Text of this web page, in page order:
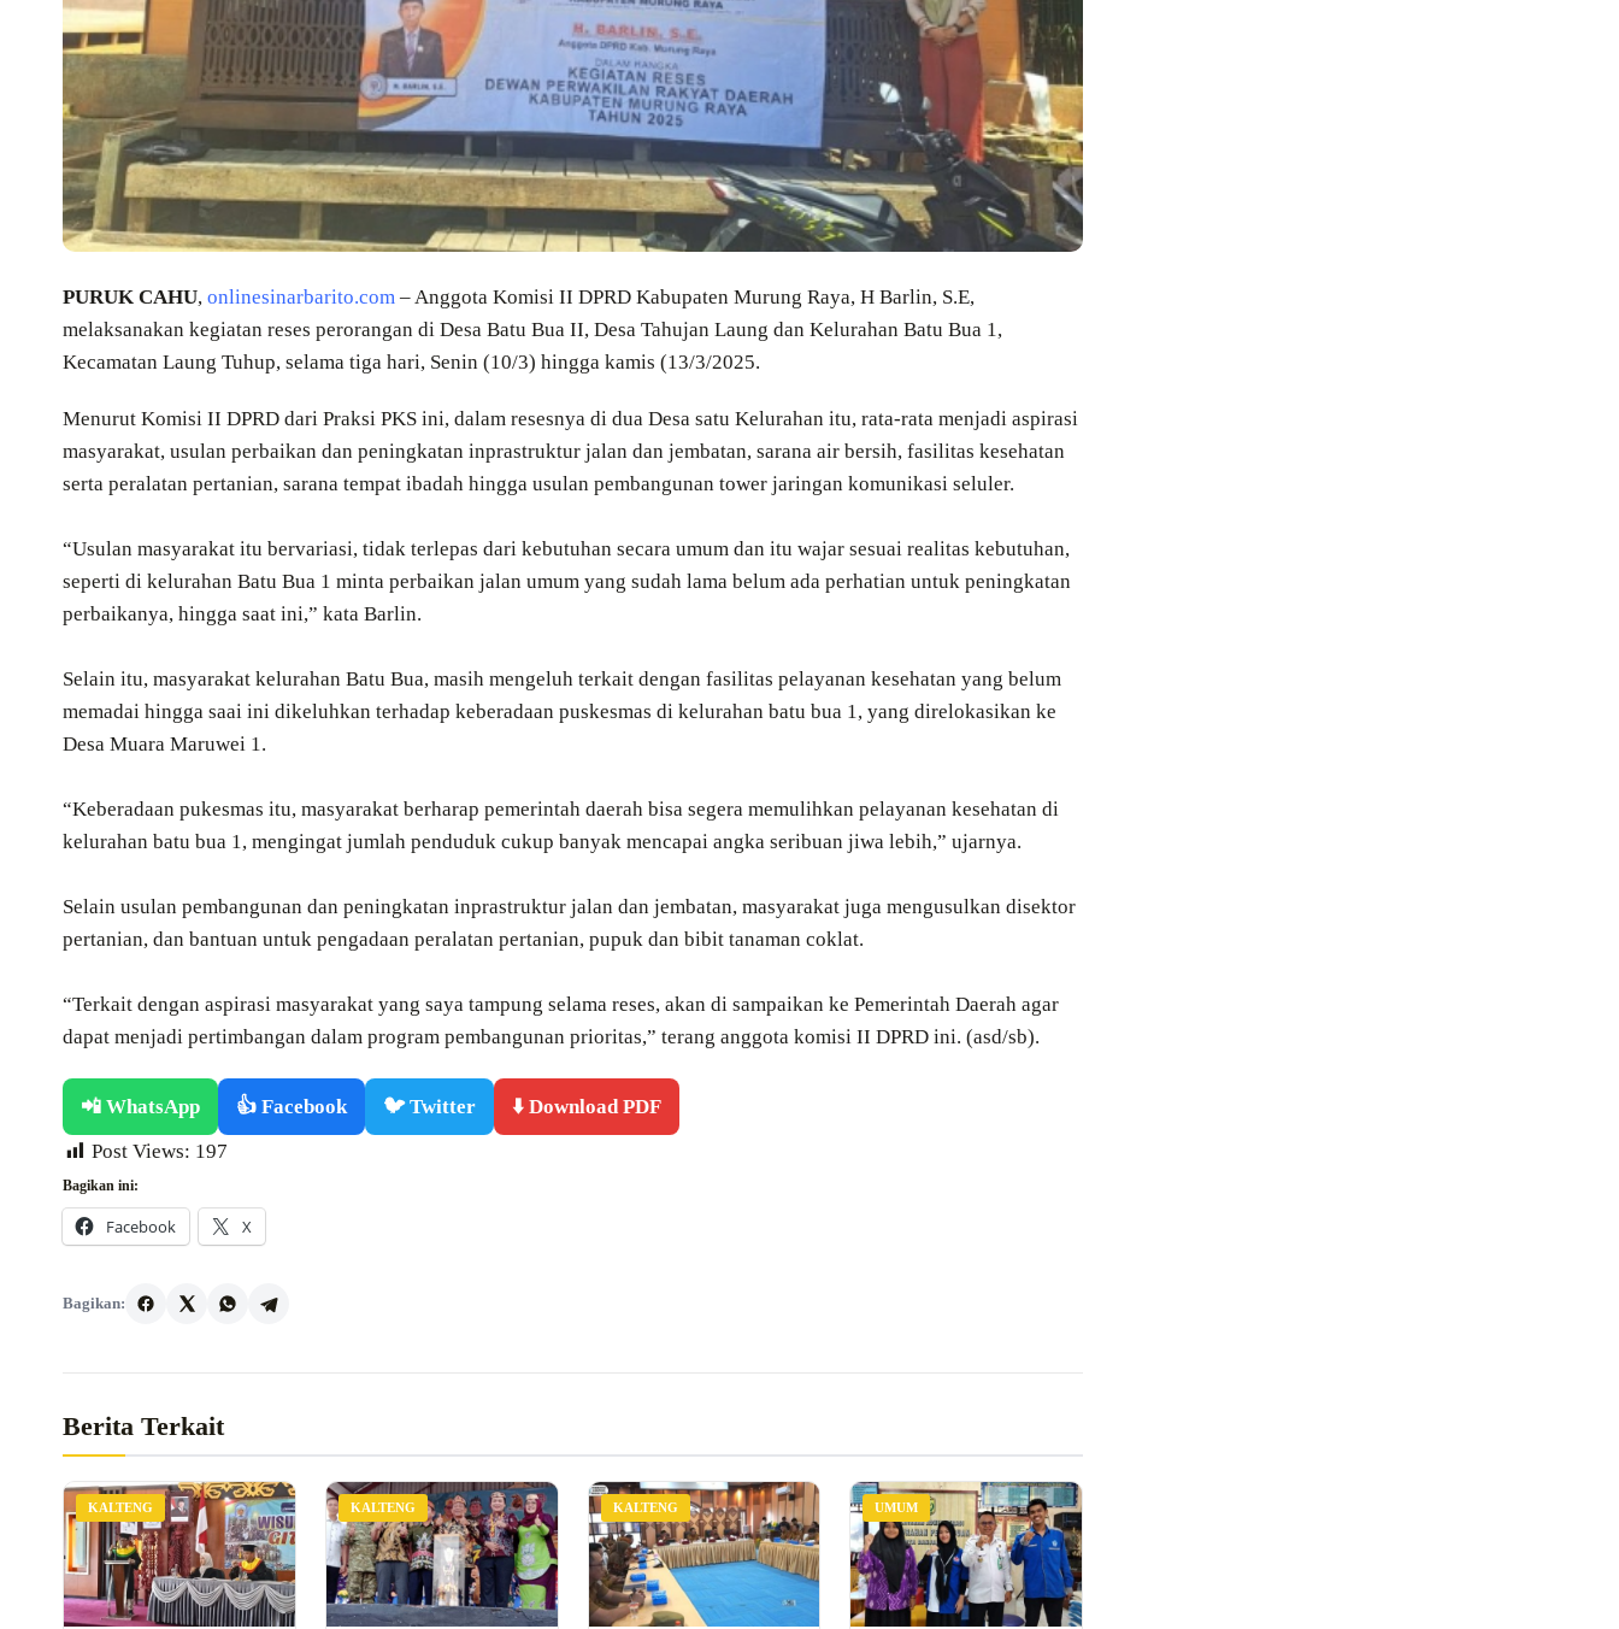
PURUK CAHU, onlinesinarbarito.com – Anggota Komisi II DPRD Kabupaten Murung Raya, H Barlin, S.E,
melaksanakan kegiatan reses perorangan di Desa Batu Bua II, Desa Tahujan Laung dan Kelurahan Batu Bua 1,
Kecamatan Laung Tuhup, selama tiga hari, Senin (10/3) hingga kamis (13/3/2025.
Menurut Komisi II DPRD dari Praksi PKS ini, dalam resesnya di dua Desa satu Kelurahan itu, rata-rata menjadi aspirasi
masyarakat, usulan perbaikan dan peningkatan inprastruktur jalan dan jembatan, sarana air bersih, fasilitas kesehatan
serta peralatan pertanian, sarana tempat ibadah hingga usulan pembangunan tower jaringan komunikasi seluler.
“Usulan masyarakat itu bervariasi, tidak terlepas dari kebutuhan secara umum dan itu wajar sesuai realitas kebutuhan,
seperti di kelurahan Batu Bua 1 minta perbaikan jalan umum yang sudah lama belum ada perhatian untuk peningkatan
perbaikanya, hingga saat ini,” kata Barlin.
Selain itu, masyarakat kelurahan Batu Bua, masih mengeluh terkait dengan fasilitas pelayanan kesehatan yang belum
memadai hingga saai ini dikeluhkan terhadap keberadaan puskesmas di kelurahan batu bua 1, yang direlokasikan ke
Desa Muara Maruwei 1.
“Keberadaan pukesmas itu, masyarakat berharap pemerintah daerah bisa segera memulihkan pelayanan kesehatan di
kelurahan batu bua 1, mengingat jumlah penduduk cukup banyak mencapai angka seribuan jiwa lebih,” ujarnya.
Selain usulan pembangunan dan peningkatan inprastruktur jalan dan jembatan, masyarakat juga mengusulkan disektor
pertanian, dan bantuan untuk pengadaan peralatan pertanian, pupuk dan bibit tanaman coklat.
“Terkait dengan aspirasi masyarakat yang saya tampung selama reses, akan di sampaikan ke Pemerintah Daerah agar
dapat menjadi pertimbangan dalam program pembangunan prioritas,” terang anggota komisi II DPRD ini. (asd/sb).
📲 WhatsApp 👍 Facebook 🐦 Twitter
⬇️ Download PDF
Post Views: 197
Bagikan ini:
Facebook X
Bagikan:
Berita Terkait
KALTENG KALTENG KALTENG UMUM